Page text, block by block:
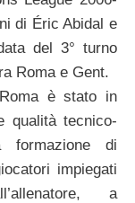
di Éric Abidal e
del 3° turno
Roma e Gent.
è stato in
qualità tecnico-
formazione di
impiegati
a